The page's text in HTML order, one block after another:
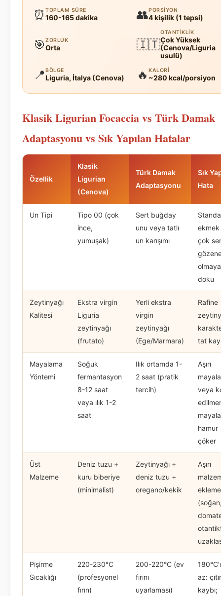
⏰ TOPLAM SÜRE
160-165 dakika 👥PORSIYON
4 kişilik (1 tepsi)
🎯 ZORLUK
Orta 🇮🇹
OTANTIKLIK
Çok Yüksek
(Cenova/Liguria
usulü)
📍 BÖLGE
Liguria, İtalya (Cenova) 🔥 KALORI
~280 kcal/porsiyon
Klasik Ligurian Focaccia vs Türk Damak
Adaptasyonu vs Sık Yapılan Hatalar
Özellik
Klasik
Ligurian
(Cenova)
Türk Damak
Adaptasyonu
Sık
Hata
Un Tipi
Tipo 00 (çok
ince,
yumuşak)
Sert buğday
unu veya tatlı
un karışımı
ekmek
çok
doku
Zeytinyağı
Kalitesi
Ekstra virgin
Liguria
zeytinyağı
(frutato)
Yerli ekstra
virgin
zeytinyağı
(Ege/Marmara)
Rafine
tat
Mayalama
Yöntemi
Soğuk
fermantasyon
8-12 saat
veya ılık 1-2
saat
Ilık ortamda 1-
2 saat (pratik
tercih)
Aşırı
veya
hamur
çöker
Üst
Malzeme
Deniz tuzu +
kuru biberiye
(minimalist)
Zeytinyağı +
deniz tuzu +
oregano/kekik
Aşırı
ekleme
Pişirme
Sıcaklığı
220-230°C
(profesyonel
fırın)
200-220°C (ev
fırını
uyarlaması)
az:
kaybı;